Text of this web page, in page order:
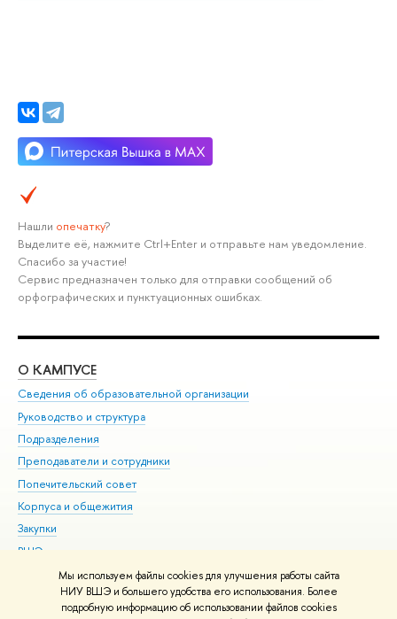
Мы используем файлы cookies для улучшения работы сайта
НИУ ВШЭ и большего удобства его использования. Более
подробную информацию об использовании файлов cookies
Нашли опечатку?
Выделите её, нажмите Ctrl+Enter и отправьте нам уведомление.
Спасибо за участие!
Сервис предназначен только для отправки сообщений об
орфографических и пунктуационных ошибках.
О КАМПУСЕ
Сведения об образовательной организации
Руководство и структура
Подразделения
Преподаватели и сотрудники
Попечительский совет
Корпуса и общежития
Закупки
ВШЭ для студентов с ограниченными возможностями
здоровья и инвалидностью
Версия для слабовидящих
Единая платежная страница